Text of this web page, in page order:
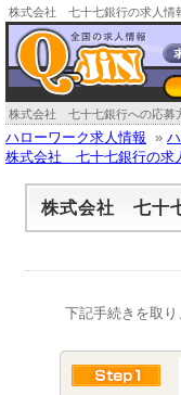
株式会社 七十七銀行の求人情
株式会社 七十七銀行への応募
ハローワーク求人情報 »
株式会社 七十七銀行の求
株式会社 七十
下記手続きを取